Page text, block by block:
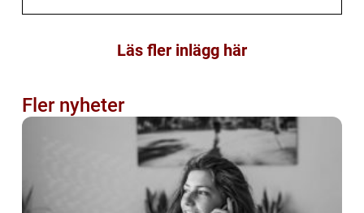
Läs fler inlägg här
Fler nyheter